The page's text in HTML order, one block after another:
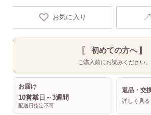
お気に入り ↗
〚 初めての方へ 〛
ご購入前にお読みください。
お届け
10営業日～3週間
配送日指定不可
返品・交
詳しく見